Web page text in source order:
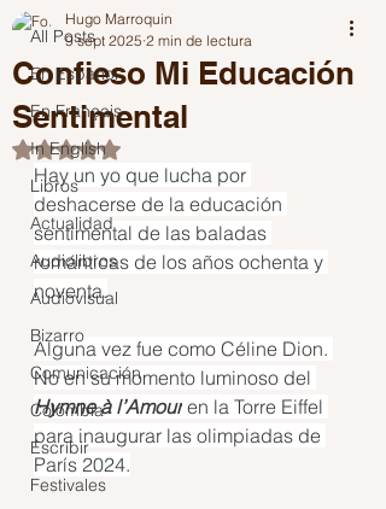
All Posts
En Español
En Français
In English
Libros
Actualidad
Audiolibros
Audiovisual
Bizarro
Comunicación
Colombia
Escribir
Festivales
Confieso Mi Educación
Sentimental
Hugo Marroquin
9 sept 2025 2 min de lectura
Obtuvo NaN de 5 estrellas.
Hay un yo que lucha por
deshacerse de la educación
sentimental de las baladas
románticas de los años ochenta y
noventa.
Alguna vez fue como Céline Dion.
No en su momento luminoso del
Hymne à l’Amour en la Torre Eiffel
para inaugurar las olimpiadas de
París 2024.